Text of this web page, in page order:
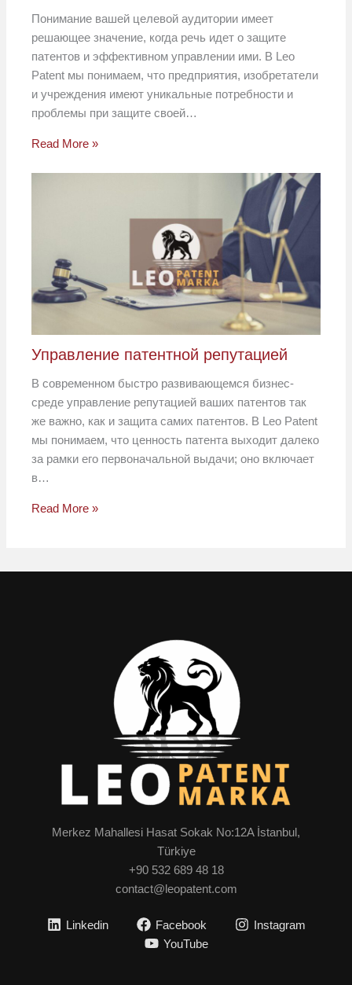
Понимание вашей целевой аудитории имеет
решающее значение, когда речь идет о защите
патентов и эффективном управлении ими. В Leo
Patent мы понимаем, что предприятия, изобретатели
и учреждения имеют уникальные потребности и
проблемы при защите своей…
Read More »
Управление патентной репутацией
В современном быстро развивающемся бизнес-
среде управление репутацией ваших патентов так
же важно, как и защита самих патентов. В Leo Patent
мы понимаем, что ценность патента выходит далеко
за рамки его первоначальной выдачи; оно включает
в…
Read More »
Merkez Mahallesi Hasat Sokak No:12A İstanbul,
Türkiye
+90 532 689 48 18
contact@leopatent.com
Linkedin Facebook
Instagram
YouTube